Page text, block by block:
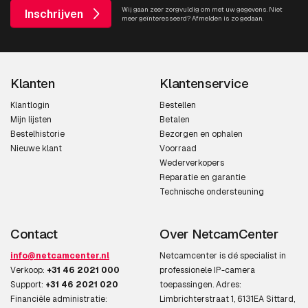
Pan bereik 0 - 360°
Pan snelheid 150 °/sec
Camera sluitertijd 1/66500 - 2 s
Video
Maximum resolutie 1920 x 1080 Pixels
H.264,M-JPEG
Videostreaming Ja
Aanpassing van de
afbeeldingskwaliteit
Helderheid, Contrast,
Verzadiging, Scherpte
Inschrijven
Wij gaan zeer zorgvuldig om met uw gegevens. Niet
meer geïnteresseerd? Afmelden is zo gedaan.
Klanten
Klantlogin
Mijn lijsten
Bestelhistorie
Nieuwe klant
Klantenservice
Bestellen
Betalen
Bezorgen en ophalen
Voorraad
Wederverkopers
Reparatie en garantie
Technische ondersteuning
Contact
info@netcamcenter.nl
Verkoop: +31 46 2021 000
Support: +31 46 2021 020
Financiële administratie:
Over NetcamCenter
Netcamcenter is dé specialist in
professionele IP-camera
toepassingen. Adres:
Limbrichterstraat 1, 6131EA Sittard,